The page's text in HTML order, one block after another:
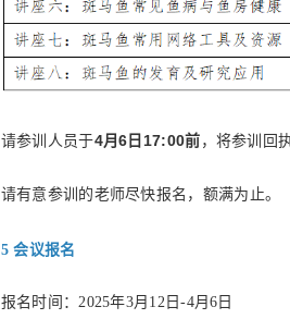
请参训人员于4月6日17:00前 ，将参训回
请有意参训的老师尽快报名，额满为止。
5 会议报名
报名时间：2025年3月12日-4月6日